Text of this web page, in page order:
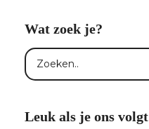
Wat zoek je?
Leuk als je ons volgt